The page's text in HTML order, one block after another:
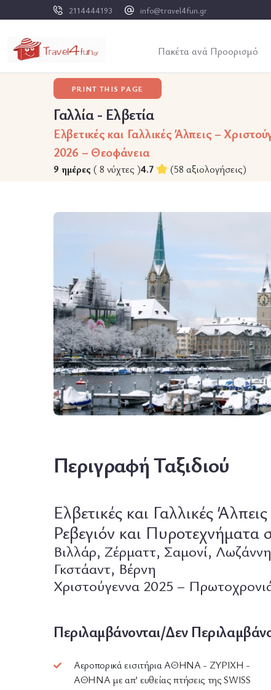
2114444193 info@travel4fun.gr
Πακέτα ανά Προορισμό
PRINT THIS PAGE
Γαλλία - Ελβετία
Ελβετικές και Γαλλικές Άλπεις –
2026 – Θεοφάνεια
9 ημέρες ( 8 νύχτες )4.7 (58 αξιολογήσεις)
Wildlife
Περιγραφή Ταξιδιού
Ελβετικές και Γαλλικές Άλπεις
Ρεβεγιόν και Πυροτεχνήματα
Βιλλάρ, Ζέρματτ, Σαμονί,
Γκστάαντ, Βέρνη
Χριστούγεννα 2025 –
Περιλαμβάνονται/Δεν
Αεροπορικά εισιτήρια ΑΘΗΝΑ - ΖΥΡΙΧΗ -
ΑΘΗΝΑ με απ’ ευθείας πτήσεις της SWISS